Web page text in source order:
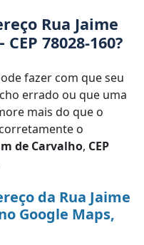
Rua Jaime
78028-160?
fazer com que seu
errado ou que uma
mais do que o
o
de Carvalho, CEP
da Rua Jaime
Google Maps,